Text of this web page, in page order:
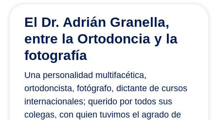
El Dr. Adrián Granella,
entre la Ortodoncia y la
fotografía
Una personalidad multifacética,
ortodoncista, fotógrafo, dictante de cursos
internacionales; querido por todos sus
colegas, con quien tuvimos el agrado de